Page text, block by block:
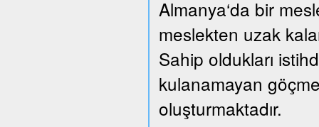
Almanya‘da bir
meslekten uzak
Sahip oldukları
kulanamayan
oluşturmaktadır.